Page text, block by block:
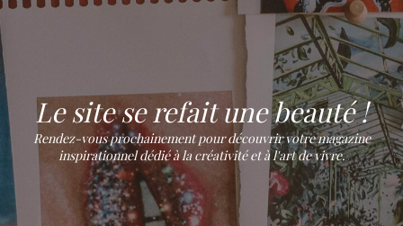
Le site se refait une beauté !
Rendez-vous prochainement pour découvrir votre magazine
inspirationnel dédié à la créativité et à l'art de vivre.